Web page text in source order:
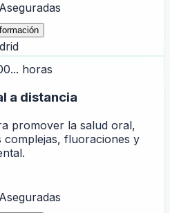
horas
a distancia
promover la salud oral,
complejas, fluoraciones y